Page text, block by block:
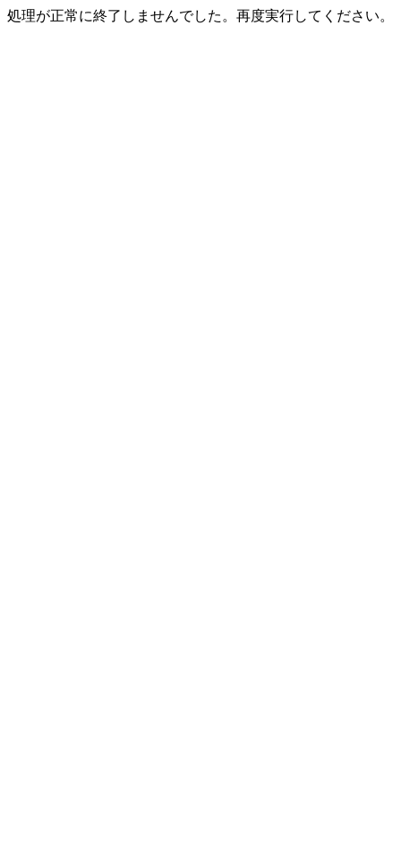
処理が正常に終了しませんでした。再度実行してください。